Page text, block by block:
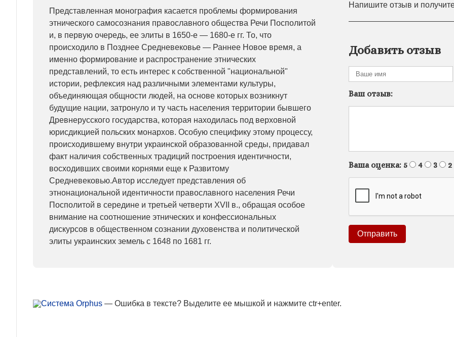
Представленная монография касается проблемы формирования
этнического самосознания православного общества Речи Посполитой
и, в первую очередь, ее элиты в 1650-е — 1680-е гг. То, что
происходило в Позднее Средневековье — Раннее Новое время, а
именно формирование и распространение этнических
представлений, то есть интерес к собственной "национальной"
истории, рефлексия над различными элементами культуры,
объединяющая общности людей, на основе которых возникнут
будущие нации, затронуло и ту часть населения территории бывшего
Древнерусского государства, которая находилась под верховной
юрисдикцией польских монархов. Особую специфику этому процессу,
происходившему внутри украинской образованной среды, придавал
факт наличия собственных традиций построения идентичности,
восходивших своими корнями еще к Развитому
Средневековью.Автор исследует представления об
этнонациональной идентичности православного населения Речи
Посполитой в середине и третьей четверти XVII в., обращая особое
внимание на соотношение этнических и конфессиональных
дискурсов в общественном сознании духовенства и политической
элиты украинских земель с 1648 по 1681 гг.
Напишите отзыв и
Добавить отзыв
Ваш отзыв:
Ваша оценка: 5 4 3 2
— Ошибка в тексте? Выделите ее мышкой и нажмите ctr+enter.